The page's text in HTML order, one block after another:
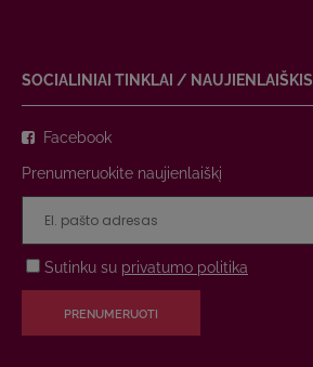
SOCIALINIAI TINKLAI / NAUJIENLAIŠKIS
Facebook
Prenumeruokite naujienlaiškį
Sutinku su privatumo politika
PRENUMERUOTI